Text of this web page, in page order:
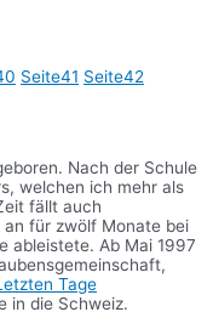
Seite41 Seite42
Nach der Schule
welchen ich mehr als
fällt auch
an für zwölf Monate bei
ableistete. Ab Mai 1997
Tage
in die Schweiz.